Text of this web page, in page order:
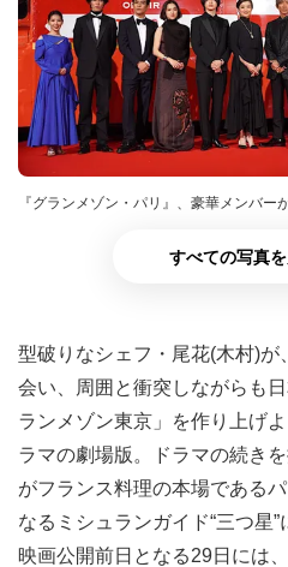
『グランメゾン・パリ』、豪華メンバー
すべての写真
型破りなシェフ・尾花(木村)が
会い、周囲と衝突しながらも
ランメゾン東京」を作り上げ
ラマの劇場版。ドラマの続き
がフランス料理の本場である
なるミシュランガイド“三つ星”
映画公開前日となる29日には